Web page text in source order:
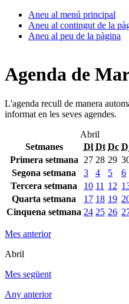
Aneu al menú principal
Aneu al contingut de la
Aneu al peu de la pàgina
Agenda de
L'agenda recull de manera
informat en les seves agendes.
Abril
Setmanes
Dl Dt Dc
Primera setmana
27 28 29
Segona setmana
3 4 5 6
Tercera setmana
10 11 12
Quarta setmana
17 18 19
Cinquena setmana 24 25 26
Mes anterior
Abril
Mes següent
Any anterior